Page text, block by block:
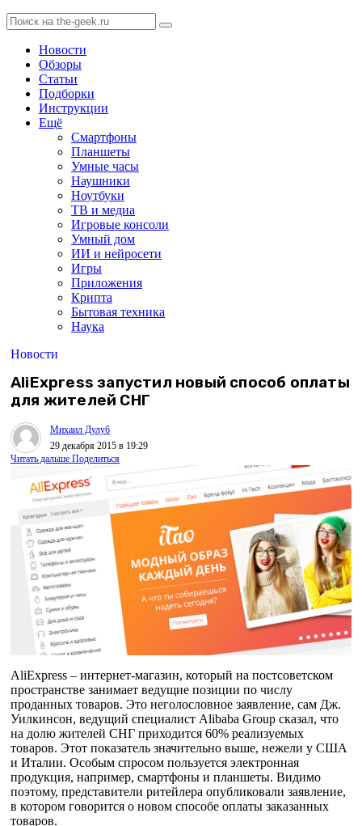
Новости
Обзоры
Статьи
Подборки
Инструкции
Ещё
Смартфоны
Планшеты
Умные часы
Наушники
Ноутбуки
ТВ и медиа
Игровые консоли
Умный дом
ИИ и нейросети
Игры
Приложения
Крипта
Бытовая техника
Наука
Новости
AliExpress запустил новый способ оплаты
для жителей СНГ
Михаил Дулуб
29 декабря 2015 в 19:29
Читать дальше Поделиться
AliExpress – интернет-магазин, который на постсоветском
пространстве занимает ведущие позиции по числу
проданных товаров. Это неголословное заявление, сам Дж.
Уилкинсон, ведущий специалист Alibaba Group сказал, что
на долю жителей СНГ приходится 60% реализуемых
товаров. Этот показатель значительно выше, нежели у США
и Италии. Особым спросом пользуется электронная
продукция, например, смартфоны и планшеты. Видимо
поэтому, представители ритейлера опубликовали заявление,
в котором говорится о новом способе оплаты заказанных
товаров.